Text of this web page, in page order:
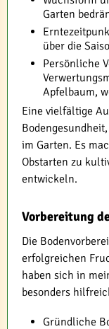
Garten
über die
Persönliche
Apfelbaum,
Eine vielfältige
im Garten. Es
Obstarten zu
entwickeln.
Vorbereitung
Die
erfolgreichen
haben sich in
besonders
Gründliche